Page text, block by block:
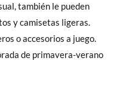
también le pueden
y camisetas ligeras.
o accesorios a juego.
de primavera-verano